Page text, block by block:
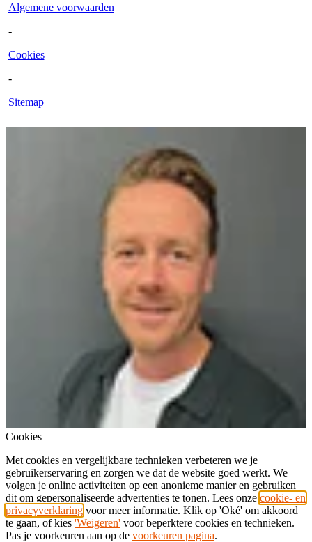
Algemene voorwaarden
-
Cookies
-
Sitemap
Cookies
Met cookies en vergelijkbare technieken verbeteren we je
gebruikerservaring en zorgen we dat de website goed werkt. We
volgen je online activiteiten op een anonieme manier en gebruiken
dit om gepersonaliseerde advertenties te tonen. Lees onze cookie- en
privacyverklaring voor meer informatie. Klik op 'Oké' om akkoord
te gaan, of kies 'Weigeren' voor beperktere cookies en technieken.
Pas je voorkeuren aan op de voorkeuren pagina.